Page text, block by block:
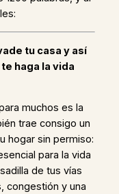
tu casa y así
haga la vida
muchos es la
trae consigo un
hogar sin permiso:
para la vida
de tus vías
congestión y una